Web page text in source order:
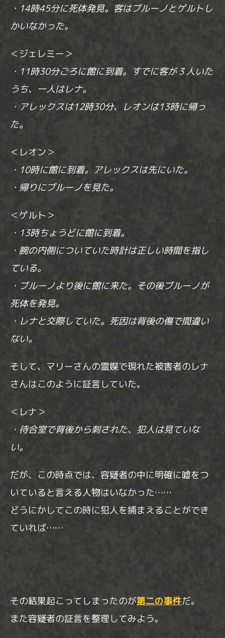
・14時45分に死体発見。客はブルーノとゲルトし
かいなかった。
＜ジェレミー＞
・11時30分ごろに館に到着。すでに客が３人いた
うち、一人はレナ。
・アレックスは12時30分、レオンは13時に帰っ
た。
＜レオン＞
・10時に館に到着。アレックスは先にいた。
・帰りにブルーノを見た。
＜ゲルト＞
・13時ちょうどに館に到着。
・腕の内側についていた時計は正しい時間を指し
ている。
・ブルーノより後に館に来た。その後ブルーノが
死体を発見。
・レナと交際していた。死因は背後の傷で間違い
ない。
そして、マリーさんの霊媒で現れた被害者のレナ
さんはこのように証言していた。
＜レナ＞
・待合室で背後から刺された、犯人は見ていな
い。
だが、この時点では、容疑者の中に明確に嘘をつ
いていると言える人物はいなかった……
どうにかしてこの時に犯人を捕まえることができ
ていれば……
その結果起こってしまったのが第二の事件だ。
また容疑者の証言を整理してみよう。